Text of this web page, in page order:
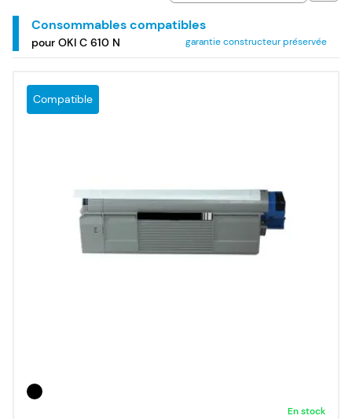
Consommables compatibles
garantie constructeur préservée
pour OKI C 610 N
Compatible
En stock